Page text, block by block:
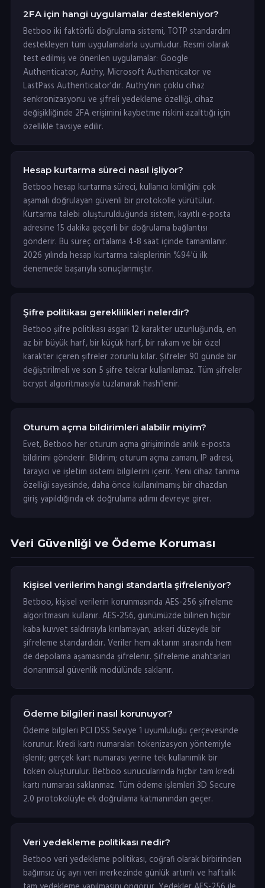
2FA için hangi uygulamalar destekleniyor?
Betboo iki faktörlü doğrulama sistemi, TOTP standardını
destekleyen tüm uygulamalarla uyumludur. Resmi olarak
test edilmiş ve önerilen uygulamalar: Google
Authenticator, Authy, Microsoft Authenticator ve
LastPass Authenticator'dır. Authy'nin çoklu cihaz
senkronizasyonu ve şifreli yedekleme özelliği, cihaz
değişikliğinde 2FA erişimini kaybetme riskini azalttığı için
özellikle tavsiye edilir.
Hesap kurtarma süreci nasıl işliyor?
Betboo hesap kurtarma süreci, kullanıcı kimliğini çok
aşamalı doğrulayan güvenli bir protokolle yürütülür.
Kurtarma talebi oluşturulduğunda sistem, kayıtlı e-posta
adresine 15 dakika geçerli bir doğrulama bağlantısı
gönderir. Bu süreç ortalama 4-8 saat içinde tamamlanır.
2026 yılında hesap kurtarma taleplerinin %94'ü ilk
denemede başarıyla sonuçlanmıştır.
Şifre politikası gereklilikleri nelerdir?
Betboo şifre politikası asgari 12 karakter uzunluğunda, en
az bir büyük harf, bir küçük harf, bir rakam ve bir özel
karakter içeren şifreler zorunlu kılar. Şifreler 90 günde bir
değiştirilmeli ve son 5 şifre tekrar kullanılamaz. Tüm şifreler
bcrypt algoritmasıyla tuzlanarak hash'lenir.
Oturum açma bildirimleri alabilir miyim?
Evet, Betboo her oturum açma girişiminde anlık e-posta
bildirimi gönderir. Bildirim; oturum açma zamanı, IP adresi,
tarayıcı ve işletim sistemi bilgilerini içerir. Yeni cihaz tanıma
özelliği sayesinde, daha önce kullanılmamış bir cihazdan
giriş yapıldığında ek doğrulama adımı devreye girer.
Veri Güvenliği ve Ödeme Koruması
Kişisel verilerim hangi standartla şifreleniyor?
Betboo, kişisel verilerin korunmasında AES-256 şifreleme
algoritmasını kullanır. AES-256, günümüzde bilinen hiçbir
kaba kuvvet saldırısıyla kırılamayan, askeri düzeyde bir
şifreleme standardıdır. Veriler hem aktarım sırasında hem
de depolama aşamasında şifrelenir. Şifreleme anahtarları
donanımsal güvenlik modülünde saklanır.
Ödeme bilgileri nasıl korunuyor?
Ödeme bilgileri PCI DSS Seviye 1 uyumluluğu çerçevesinde
korunur. Kredi kartı numaraları tokenizasyon yöntemiyle
işlenir; gerçek kart numarası yerine tek kullanımlık bir
token oluşturulur. Betboo sunucularında hiçbir tam kredi
kartı numarası saklanmaz. Tüm ödeme işlemleri 3D Secure
2.0 protokolüyle ek doğrulama katmanından geçer.
Veri yedekleme politikası nedir?
Betboo veri yedekleme politikası, coğrafi olarak birbirinden
bağımsız üç ayrı veri merkezinde günlük artımlı ve haftalık